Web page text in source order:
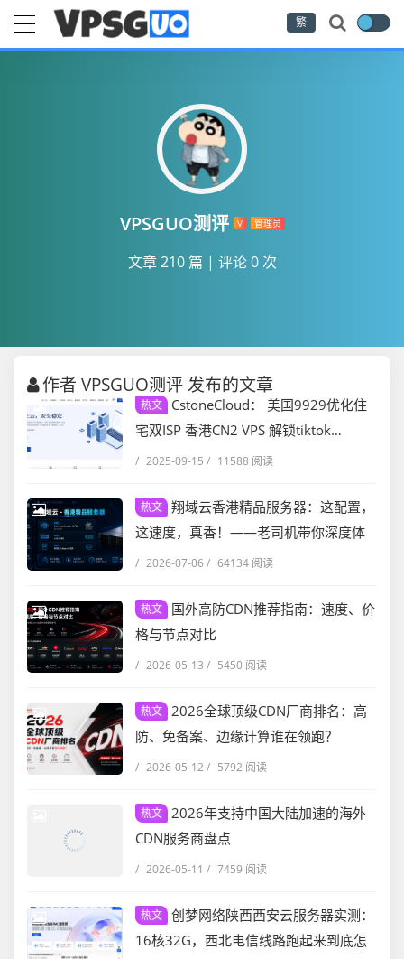
繁
VPSGUO测评 V 管理员
文章 210 篇 | 评论 0 次
作者 VPSGUO测评 发布的文章
热文
CstoneCloud： 美国9929优化住
宅双ISP 香港CN2 VPS 解锁tiktok
ChatGPT等等 月付九折 年付七五折
/ 2025-09-15 / 11588 阅读
热文 翔域云香港精品服务器：这配置，
这速度，真香！——老司机带你深度体
验
/ 2026-07-06/ 64134 阅读
热文
国外高防CDN推荐指南：速度、价
格与节点对比
/ 2026-05-13 / 5450 阅读
热文 2026全球顶级CDN厂商排名：高
防、免备案、边缘计算谁在领跑？
/ 2026-05-12 / 5792 阅读
热文 2026年支持中国大陆加速的海外
CDN服务商盘点
/ 2026-05-11 / 7459 阅读
热文 创梦网络陕西西安云服务器实测：
16核32G，西北电信线路跑起来到底怎